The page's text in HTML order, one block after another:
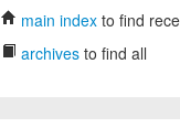
main index to find
archives to find all